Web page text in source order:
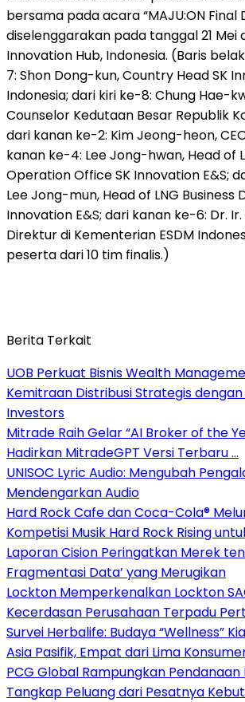
bersama pada acara “MAJU:ON Final
diselenggarakan pada tanggal 21 Mei
Innovation Hub, Indonesia. (Baris
7: Shon Dong-kun, Country Head SK
Indonesia; dari kiri ke-8: Chung Hae-
Counselor Kedutaan Besar Republik
dari kanan ke-2: Kim Jeong-heon,
kanan ke-4: Lee Jong-hwan, Head of
Operation Office SK Innovation E&S;
Lee Jong-mun, Head of LNG Business
Innovation E&S; dari kanan ke-6: Dr.
Direktur di Kementerian ESDM
peserta dari 10 tim finalis.)
Berita Terkait
UOB Perkuat Bisnis Wealth
Kemitraan Distribusi Strategis
Investors
Mitrade Raih Gelar “AI Broker of the
Hadirkan MitradeGPT Versi Terbaru …
UNISOC Lyric Audio: Mengubah
Mendengarkan Audio
Hard Rock Cafe dan Coca-Cola®
Kompetisi Musik Hard Rock Rising
Laporan Cision Peringatkan Merek
Fragmentasi Data’ yang Merugikan
Lockton Memperkenalkan Lockton
Kecerdasan Perusahaan Terpadu
Survei Herbalife: Budaya “Wellness”
Asia Pasifik, Empat dari Lima
PCG Global Rampungkan Pendanaan
Tangkap Peluang dari Pesatnya